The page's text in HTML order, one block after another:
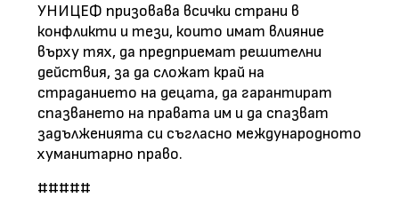
УНИЦЕФ призовава всички страни в
конфликти и тези, които имат влияние
върху тях, да предприемат решителни
действия, за да сложат край на
страданието на децата, да гарантират
спазването на правата им и да спазват
задълженията си съгласно международното
хуманитарно право.
#####